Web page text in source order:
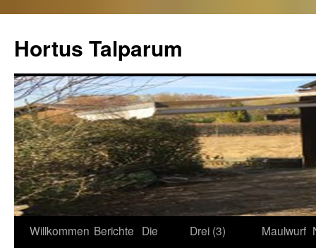
Hortus Talparum
Zum
Willkommen Berichte Die
Drei (3)
Maulwurf